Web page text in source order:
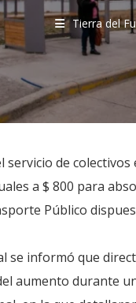
Tierra del
de
a $ 800 para
Público
se informó que
aumento durante